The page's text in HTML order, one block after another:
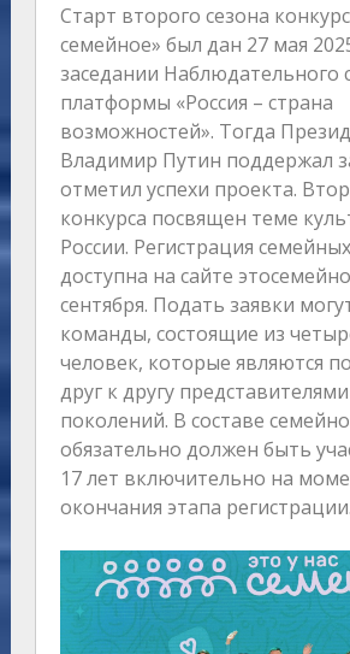
Старт второго сезона
семейное» был дан 27 мая
заседании Наблюдательного
платформы «Россия – страна
возможностей». Тогда
Владимир Путин поддержал
отметил успехи проекта.
конкурса посвящен теме
России. Регистрация
доступна на сайте
сентября. Подать заявки
команды, состоящие из
человек, которые являются
друг к другу
поколений. В составе
обязательно должен быть
17 лет включительно на
окончания этапа регистрации.